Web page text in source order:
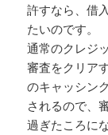
許すなら、借
たいのです。
通常のクレジ
審査をクリア
のキャッシン
されるので、
過ぎたころに